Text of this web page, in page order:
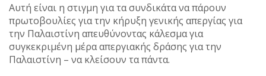
Αυτή είναι η στιγμη για τα συνδικάτα να πάρουν
πρωτοβουλίες για την κήρυξη γενικής απεργίας για
την Παλαιστίνη απευθύνοντας κάλεσμα για
συγκεκριμένη μέρα απεργιακής δράσης για την
Παλαιστίνη – να κλείσουν τα πάντα.